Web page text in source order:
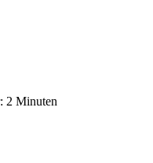
2 Minuten